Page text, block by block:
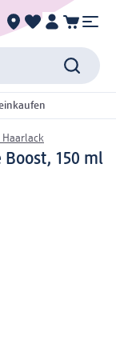
Haarlack
Boost, 150 ml